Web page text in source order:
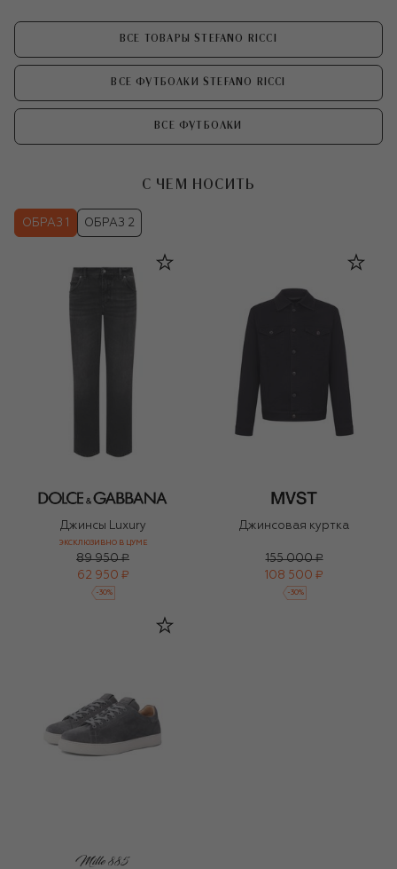
ВСЕ ТОВАРЫ STEFANO RICCI
ВСЕ ФУТБОЛКИ STEFANO RICCI
ВСЕ ФУТБОЛКИ
С ЧЕМ НОСИТЬ
ОБРАЗ 1 ОБРАЗ 2
Джинсы Luxury
ЭКСКЛЮЗИВНО В ЦУМЕ
89 950 ₽
62 950 ₽
-30%
Джинсовая куртка
155 000 ₽
108 500 ₽
-30%